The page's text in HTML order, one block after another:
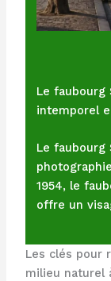
Le faubourg
intemporel
Le faubourg
1954, le
offre un
Les clés pour
milieu naturel